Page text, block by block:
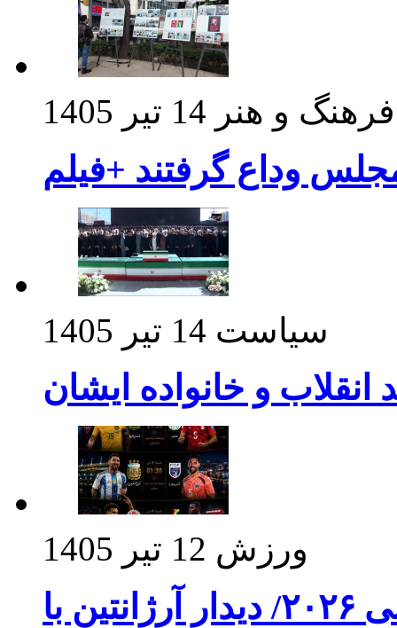
فرهنگ و هنر 14 تیر 1405
وداع گرفتند +فیلم
سیاست 14 تیر 1405
انقلاب و خانواده ایشان
ورزش 12 تیر 1405
برنامه بازی های امشب جام جهانی ۲۰۲۶/ دیدار آرژانتین با